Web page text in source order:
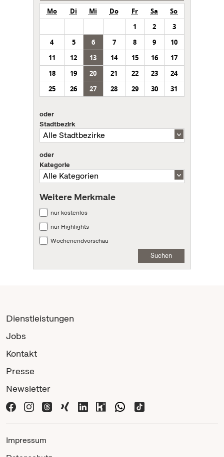
Mo Di Mi Do Fr Sa
So
1
2
3
4
5 6 7 8 9
10
11
12 13 14 15 16
17
18
19 20 21 22 23
24
25
26 27 28 29 30 31
oder
Stadtbezirk
oder
Kategorie
Weitere Merkmale
nur kostenlos
nur Highlights
Wochenendvorschau
Suchen
Dienstleistungen
Jobs
Kontakt
Presse
Newsletter
Impressum